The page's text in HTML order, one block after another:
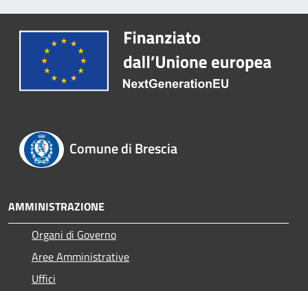
Comune di Brescia
AMMINISTRAZIONE
Organi di Governo
Aree Amministrative
Uffici